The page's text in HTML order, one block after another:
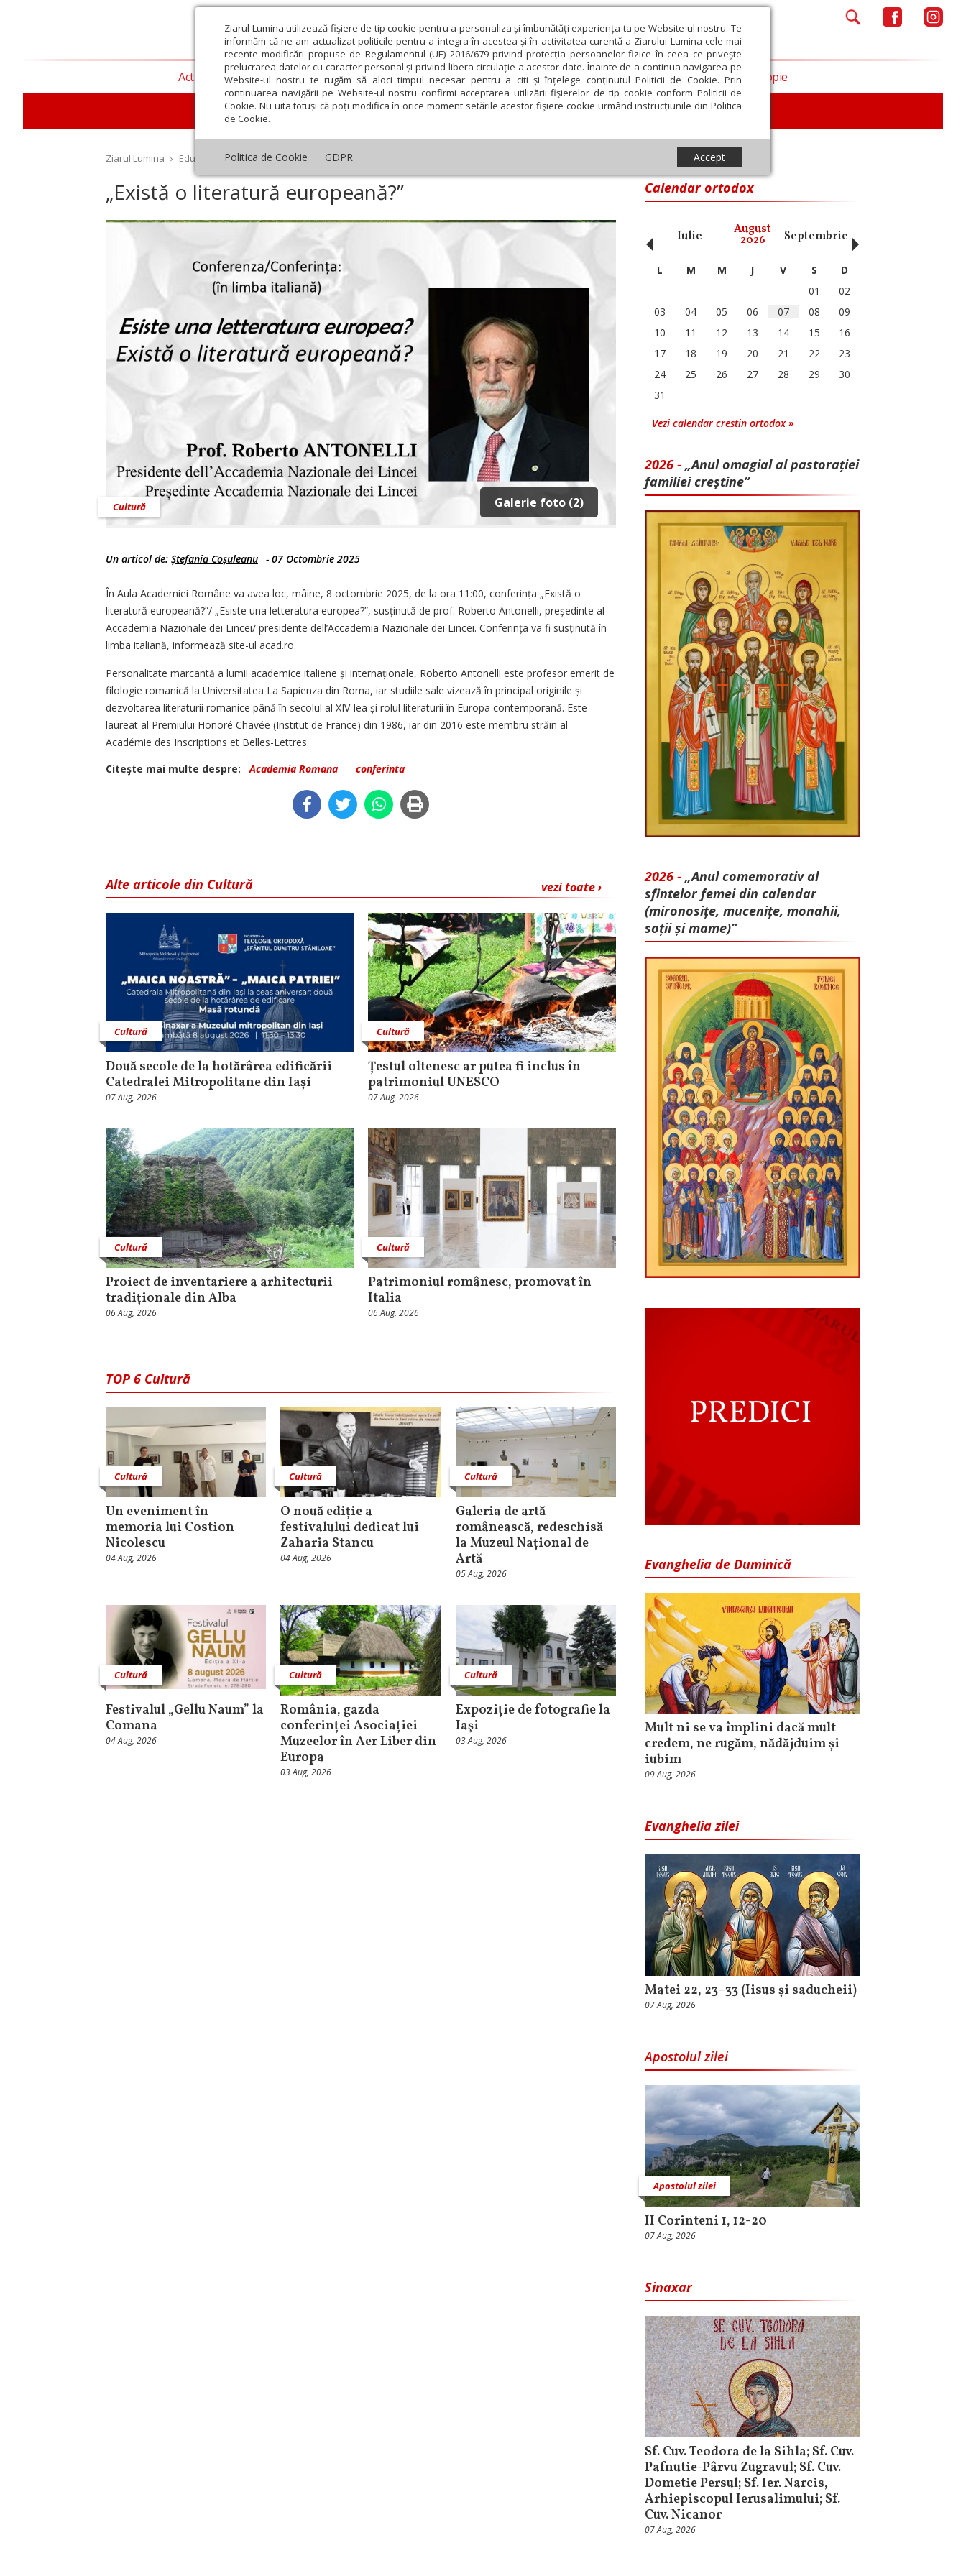
Ziarul Lumina utilizează fişiere de tip cookie pentru a personaliza și îmbunătăți experiența ta pe Website-ul nostru. Te
informăm că ne-am actualizat politicile pentru a integra în acestea și în activitatea curentă a Ziarului Lumina cele mai
recente modificări propuse de Regulamentul (UE) 2016/679 privind protecția persoanelor fizice în ceea ce privește
prelucrarea datelor cu caracter personal și privind libera circulație a acestor date. Înainte de a continua navigarea pe
Website-ul nostru te rugăm să aloci timpul necesar pentru a citi și înțelege conținutul Politicii de Cookie. Prin
continuarea navigării pe Website-ul nostru confirmi acceptarea utilizării fişierelor de tip cookie conform Politicii de
Cookie. Nu uita totuși că poți modifica în orice moment setările acestor fişiere cookie urmând instrucțiunile din Politica
de Cookie.
Politica de Cookie GDPR Accept
Actualitate religioasă Teologie și spiritualitate Educaţie și Cultură
Educaţie Lumina literară şi artistică Cultură Interviu
Societate Opinii Filantropie
Ziarul Lumina › Educaţie și Cultură › Cultură „Există o literatură europeană?”
„Există o literatură europeană?”
Galerie foto (2)
Cultură
Un articol de: Ștefania Coșuleanu - 07 Octombrie 2025
În Aula Academiei Române va avea loc, mâine, 8 octombrie 2025, de la ora 11:00, conferința „Există o
literatură europeană?”/ „Esiste una letteratura europea?”, susținută de prof. Roberto Antonelli, președinte al
Accademia Nazionale dei Lincei/ presidente dell’Accademia Nazionale dei Lincei. Conferința va fi susținută în
limba italiană, informează site-ul acad.ro.
Personalitate marcantă a lumii academice italiene și internaționale, Roberto Antonelli este profesor emerit de
filologie romanică la Universitatea La Sapienza din Roma, iar studiile sale vizează în principal originile și
dezvoltarea literaturii romanice până în secolul al XIV-lea și rolul literaturii în Europa contemporană. Este
laureat al Premiului Honoré Chavée (Institut de France) din 1986, iar din 2016 este membru străin al
Académie des Inscriptions et Belles-Lettres.
Citeşte mai multe despre:
Academia Romana - conferinta
vezi toate ›
Alte articole din Cultură
Cultură
Două secole de la hotărârea edificării
Catedralei Mitropolitane din Iași
07 Aug, 2026
Cultură
Țestul oltenesc ar putea fi inclus în
patrimoniul UNESCO
07 Aug, 2026
Cultură
Proiect de inventariere a arhitecturii
tradiționale din Alba
06 Aug, 2026
Cultură
Patrimoniul românesc, promovat în
Italia
06 Aug, 2026
TOP 6 Cultură
Cultură
Un eveniment în
memoria lui Costion
Nicolescu
04 Aug, 2026
Cultură
O nouă ediție a
festivalului dedicat lui
Zaharia Stancu
04 Aug, 2026
Cultură
Galeria de artă
românească, redeschisă
la Muzeul Național de
Artă
05 Aug, 2026
Cultură
Festivalul „Gellu Naum” la
Comana
04 Aug, 2026
Cultură
România, gazda
conferinței Asociației
Muzeelor în Aer Liber din
Europa
03 Aug, 2026
Cultură
Expoziție de fotografie la
Iaşi
03 Aug, 2026
Calendar ortodox
Octombrie Ianuarie Martie Aprilie Mai Iulie August
2026 Septembrie Octombrie
‹ L M M J V S
D
01
02
03
04 05 06 07 08
09
10
11 12 13 14 15
16
17
18 19 20 21 22
23
24
25 26 27 28 29
30
31
Vezi calendar crestin ortodox »
2026 - „Anul omagial al pastorației
familiei creștine”
2026 - „Anul comemorativ al
sfintelor femei din calendar
(mironosițe, mu­cenițe, monahii,
soții și mame)”
Evanghelia de Duminică
Mult ni se va împlini dacă mult
credem, ne rugăm, nădăjduim și
iubim
09 Aug, 2026
Evanghelia zilei
Matei 22, 23–33 (Iisus și saducheii)
07 Aug, 2026
Apostolul zilei
Apostolul zilei
II Corinteni 1, 12-20
07 Aug, 2026
Sinaxar
Sf. Cuv. Teodora de la Sihla; Sf. Cuv.
Pafnutie-Pârvu Zugravul; Sf. Cuv.
Dometie Persul; Sf. Ier. Narcis,
Arhiepiscopul Ierusalimului; Sf.
Cuv. Nicanor
07 Aug, 2026